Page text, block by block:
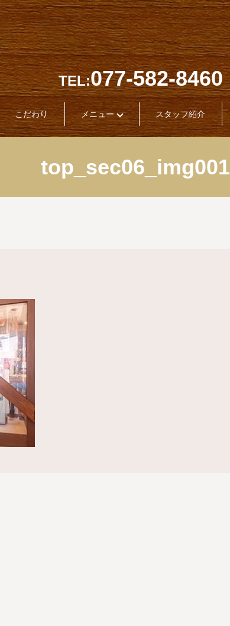
TEL:077-582-8460
こだわり メニュー スタッフ紹介
top_sec06_img001